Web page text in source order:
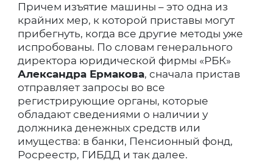
Причем изъятие машины – это одна из
крайних мер, к которой приставы могут
прибегнуть, когда все другие методы уже
испробованы. По словам генерального
директора юридической фирмы «РБК»
Александра Ермакова, сначала пристав
отправляет запросы во все
регистрирующие органы, которые
обладают сведениями о наличии у
должника денежных средств или
имущества: в банки, Пенсионный фонд,
Росреестр, ГИБДД и так далее.